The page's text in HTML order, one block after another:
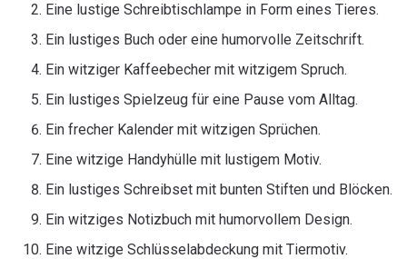
Eine lustige Schreibtischlampe in Form eines Tieres.
Ein lustiges Buch oder eine humorvolle Zeitschrift.
Ein witziger Kaffeebecher mit witzigem Spruch.
Ein lustiges Spielzeug für eine Pause vom Alltag.
Ein frecher Kalender mit witzigen Sprüchen.
Eine witzige Handyhülle mit lustigem Motiv.
Ein lustiges Schreibset mit bunten Stiften und Blöcken.
Ein witziges Notizbuch mit humorvollem Design.
Eine witzige Schlüsselabdeckung mit Tiermotiv.